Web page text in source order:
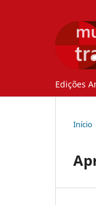
Edições
Início